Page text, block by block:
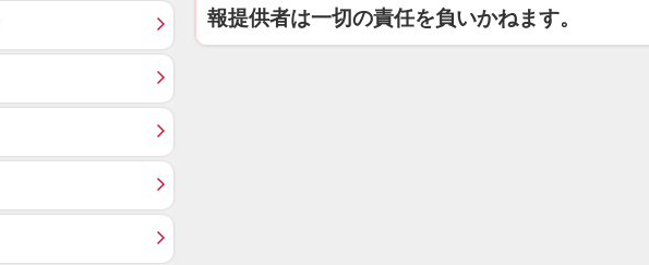
報提供者は一切の責任を負いかねます。